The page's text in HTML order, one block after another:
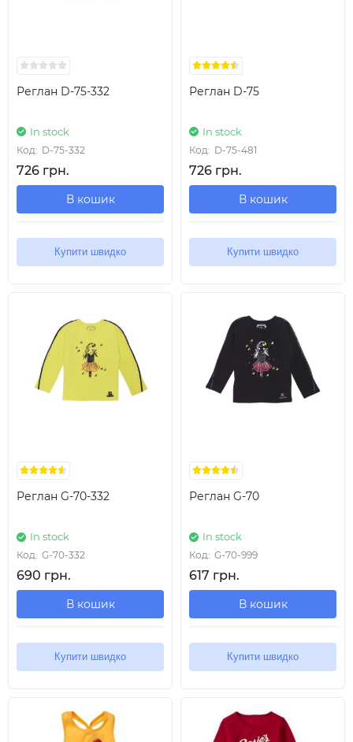
Реглан D-75-332
In stock
Код: D-75-332
726 грн.
В кошик
Купити швидко
Реглан D-75
In stock
Код: D-75-481
726 грн.
В кошик
Купити швидко
Реглан G-70-332
In stock
Код: G-70-332
690 грн.
В кошик
Купити швидко
Реглан G-70
In stock
Код: G-70-999
617 грн.
В кошик
Купити швидко